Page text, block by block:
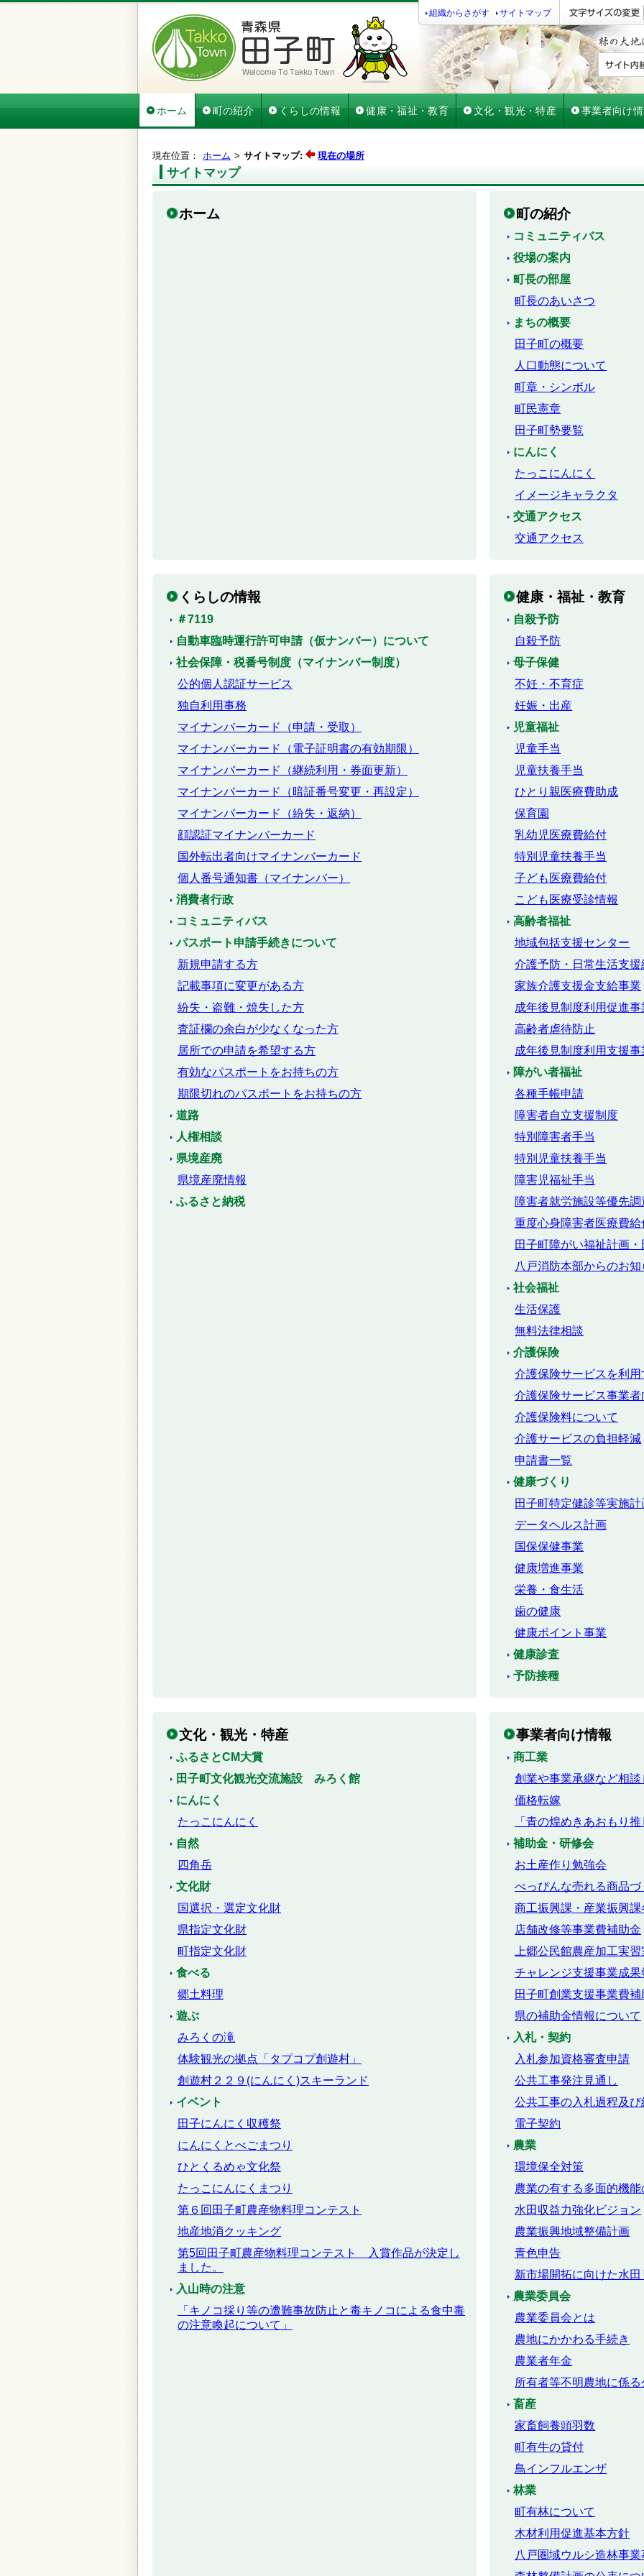
組織からさがす サイトマップ
ホーム 町の紹介 くらしの情報 健康・福祉・教育 文化・観光・特産 事業者向け
現在位置： ホーム サイトマップ: 現在の場所
サイトマップ
ホーム 町の紹介
コミュニティバス
役場の案内
町長の部屋
町長のあいさつ
まちの概要
田子町の概要
人口動態について
町章・シンボル
町民憲章
田子町勢要覧
にんにく
たっこにんにく
イメージキャラクタ
交通アクセス
交通アクセス
くらしの情報
＃7119
自動車臨時運行許可申請（仮ナンバー）について
社会保障・税番号制度（マイナンバー制度）
公的個人認証サービス
独自利用事務
マイナンバーカード（申請・受取）
マイナンバーカード（電子証明書の有効期限）
マイナンバーカード（継続利用・券面更新）
マイナンバーカード（暗証番号変更・再設定）
マイナンバーカード（紛失・返納）
顔認証マイナンバーカード
国外転出者向けマイナンバーカード
個人番号通知書（マイナンバー）
消費者行政
コミュニティバス
パスポート申請手続きについて
新規申請する方
記載事項に変更がある方
紛失・盗難・焼失した方
査証欄の余白が少なくなった方
居所での申請を希望する方
有効なパスポートをお持ちの方
期限切れのパスポートをお持ちの方
道路
人権相談
県境産廃
県境産廃情報
ふるさと納税
健康・福祉・教育
自殺予防
自殺予防
母子保健
不妊・不育症
妊娠・出産
児童福祉
児童手当
児童扶養手当
ひとり親医療費助成
保育園
乳幼児医療費給付
特別児童扶養手当
子ども医療費給付
こども医療受診情報
高齢者福祉
地域包括支援センター
介護予防・日常生活支
家族介護支援金支給事業
成年後見制度利用促進事
高齢者虐待防止
成年後見制度利用支援事
障がい者福祉
各種手帳申請
障害者自立支援制度
特別障害者手当
特別児童扶養手当
障害児福祉手当
障害者就労施設等優先調
重度心身障害者医療費給
田子町障がい福祉計画
八戸消防本部からのお
社会福祉
生活保護
無料法律相談
介護保険
介護保険サービスを利
介護保険サービス事業
介護保険料について
介護サービスの負担軽減
申請書一覧
健康づくり
田子町特定健診等実施計
データヘルス計画
国保保健事業
健康増進事業
栄養・食生活
歯の健康
健康ポイント事業
健康診査
予防接種
文化・観光・特産
ふるさとCM大賞
田子町文化観光交流施設 みろく館
にんにく
たっこにんにく
自然
四角岳
文化財
国選択・選定文化財
県指定文化財
町指定文化財
食べる
郷土料理
遊ぶ
みろくの滝
体験観光の拠点「タプコプ創遊村」
創遊村２２９(にんにく)スキーランド
イベント
田子にんにく収穫祭
にんにくとべごまつり
ひとくるめゃ文化祭
たっこにんにくまつり
第６回田子町農産物料理コンテスト
地産地消クッキング
第5回田子町農産物料理コンテスト 入賞作品が決定し
ました。
入山時の注意
「キノコ採り等の遭難事故防止と毒キノコによる食中毒
の注意喚起について」
事業者向け情報
商工業
創業や事業承継など相
価格転嫁
「青の煌めきあおもり
補助金・研修会
お土産作り勉強会
べっぴんな売れる商品
商工振興課・産業振興
店舗改修等事業費補助金
上郷公民館農産加工実
チャレンジ支援事業成果
田子町創業支援事業費補
県の補助金情報について
入札・契約
入札参加資格審査申請
公共工事発注見通し
公共工事の入札過程及び
電子契約
農業
環境保全対策
農業の有する多面的機
水田収益力強化ビジョン
農業振興地域整備計画
青色申告
新市場開拓に向けた水
農業委員会
農業委員会とは
農地にかかわる手続き
農業者年金
所有者等不明農地に係る
畜産
家畜飼養頭羽数
町有牛の貸付
鳥インフルエンザ
林業
町有林について
木材利用促進基本方針
八戸圏域ウルシ造林事